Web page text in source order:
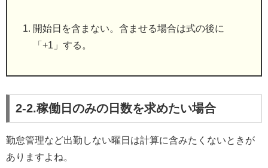
開始日を含まない。含ませる場合は式の後に
「+1」する。
2-2.稼働日のみの日数を求めたい場合
勤怠管理など出勤しない曜日は計算に含みたくないときが
ありますよね。